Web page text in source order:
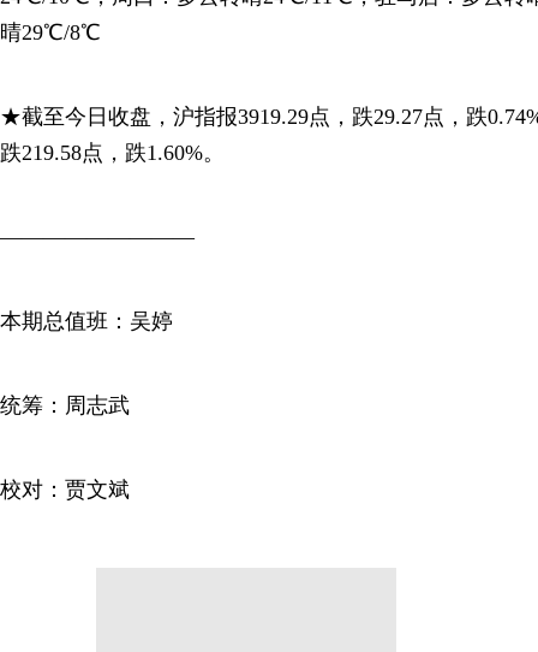
晴29℃/8℃
★截至今日收盘，沪指报3919.29点，跌29.27点，跌
跌219.58点，跌1.60%。
—————————
本期总值班：吴婷
统筹：周志武
校对：贾文斌